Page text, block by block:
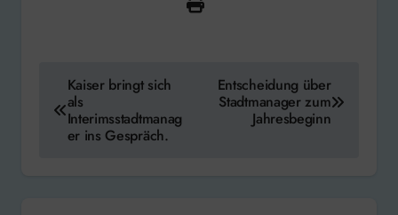
Beitragsnavigation
Kaiser bringt sich
als
Interimsstadtmanag
er ins Gespräch.
Entscheidung über
Stadtmanager zum
Jahresbeginn